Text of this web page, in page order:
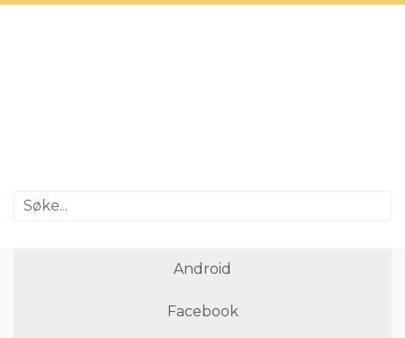
Android
Facebook